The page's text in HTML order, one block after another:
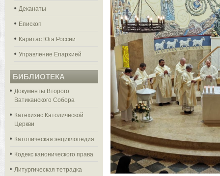
Деканаты
Епископ
Каритас Юга России
Управление Епархией
БИБЛИОТЕКА
Документы Второго
Ватиканского Собора
Катехизис Католической
Церкви
Католическая энциклопедия
Кодекс канонического права
Литургическая тетрадка